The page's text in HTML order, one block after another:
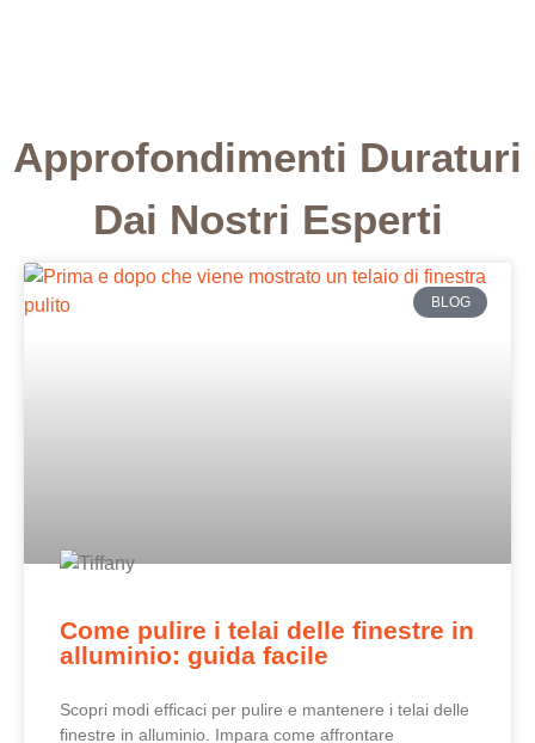
Approfondimenti Duraturi
Dai Nostri Esperti
BLOG
Come pulire i telai delle finestre in
alluminio: guida facile
Scopri modi efficaci per pulire e mantenere i telai delle
finestre in alluminio. Impara come affrontare